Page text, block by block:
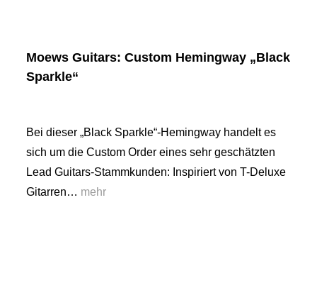
Moews Guitars: Custom Hemingway „Black
Sparkle“
Bei dieser „Black Sparkle“-Hemingway handelt es
sich um die Custom Order eines sehr geschätzten
Lead Guitars-Stammkunden: Inspiriert von T-Deluxe
Gitarren… mehr